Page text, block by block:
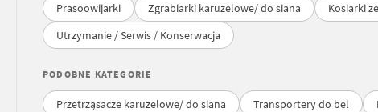
Prasoowijarki Zgrabiarki karuzelowe/ do siana Kosiarki
Utrzymanie / Serwis / Konserwacja
PODOBNE KATEGORIE
Przetrząsacze karuzelowe/ do siana Transportery do bel